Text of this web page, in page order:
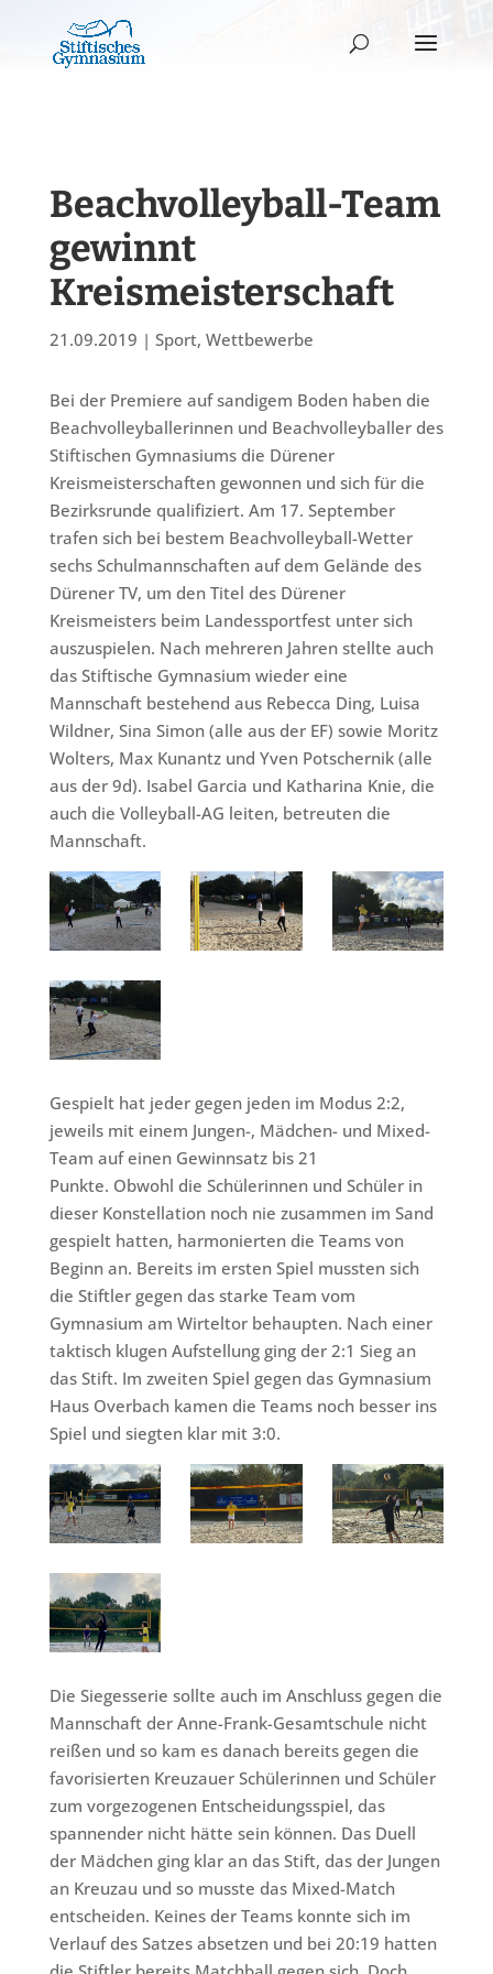
Beachvolleyball-Team
gewinnt
Kreismeisterschaft
21.09.2019 | Sport, Wettbewerbe
Bei der Premiere auf sandigem Boden haben die
Beachvolleyballerinnen und Beachvolleyballer des
Stiftischen Gymnasiums die Dürener
Kreismeisterschaften gewonnen und sich für die
Bezirksrunde qualifiziert. Am 17. September
trafen sich bei bestem Beachvolleyball-Wetter
sechs Schulmannschaften auf dem Gelände des
Dürener TV, um den Titel des Dürener
Kreismeisters beim Landessportfest unter sich
auszuspielen. Nach mehreren Jahren stellte auch
das Stiftische Gymnasium wieder eine
Mannschaft bestehend aus Rebecca Ding, Luisa
Wildner, Sina Simon (alle aus der EF) sowie Moritz
Wolters, Max Kunantz und Yven Potschernik (alle
aus der 9d). Isabel Garcia und Katharina Knie, die
auch die Volleyball-AG leiten, betreuten die
Mannschaft.
Gespielt hat jeder gegen jeden im Modus 2:2,
jeweils mit einem Jungen-, Mädchen- und Mixed-
Team auf einen Gewinnsatz bis 21
Punkte. Obwohl die Schülerinnen und Schüler in
dieser Konstellation noch nie zusammen im Sand
gespielt hatten, harmonierten die Teams von
Beginn an. Bereits im ersten Spiel mussten sich
die Stiftler gegen das starke Team vom
Gymnasium am Wirteltor behaupten. Nach einer
taktisch klugen Aufstellung ging der 2:1 Sieg an
das Stift. Im zweiten Spiel gegen das Gymnasium
Haus Overbach kamen die Teams noch besser ins
Spiel und siegten klar mit 3:0.
Die Siegesserie sollte auch im Anschluss gegen die
Mannschaft der Anne-Frank-Gesamtschule nicht
reißen und so kam es danach bereits gegen die
favorisierten Kreuzauer Schülerinnen und Schüler
zum vorgezogenen Entscheidungsspiel, das
spannender nicht hätte sein können. Das Duell
der Mädchen ging klar an das Stift, das der Jungen
an Kreuzau und so musste das Mixed-Match
entscheiden. Keines der Teams konnte sich im
Verlauf des Satzes absetzen und bei 20:19 hatten